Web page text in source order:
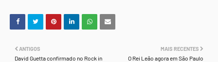
MAIS RECENTES
O Rei Leão agora em São Paulo
ANTIGOS
David Guetta confirmado no Rock in